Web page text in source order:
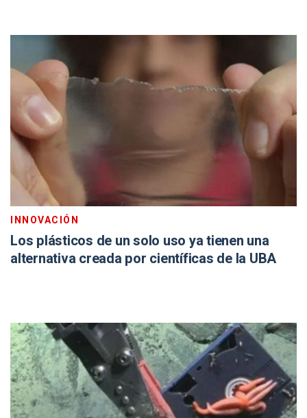
INNOVACIÓN
Los plásticos de un solo uso ya tienen una
alternativa creada por científicas de la UBA